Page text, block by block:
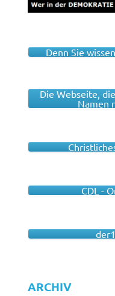
Denn Sie
Die Webseite,
Namen
CDL -
ARCHIV